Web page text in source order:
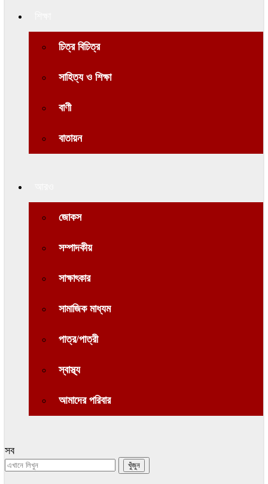
চিত্র বিচিত্র
সাহিত্য ও শিক্ষা
বাণী
বাতায়ন
জোকস
সম্পাদকীয়
সাক্ষাৎকার
সামাজিক মাধ্যম
পাত্র/পাত্রী
স্বাস্থ্য
আমাদের পরিবার
সব